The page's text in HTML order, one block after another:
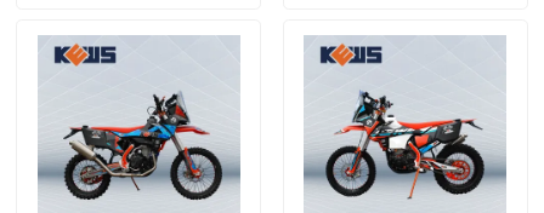
تور کارخانه